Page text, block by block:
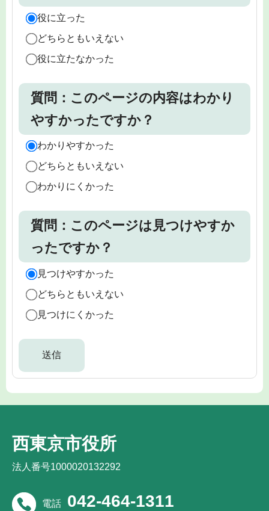
役に立った
どちらともいえない
役に立たなかった
質問：このページの内容はわかり
やすかったですか？
わかりやすかった
どちらともいえない
わかりにくかった
質問：このページは見つけやすか
ったですか？
見つけやすかった
どちらともいえない
見つけにくかった
西東京市役所
法人番号1000020132292
電話 042-464-1311